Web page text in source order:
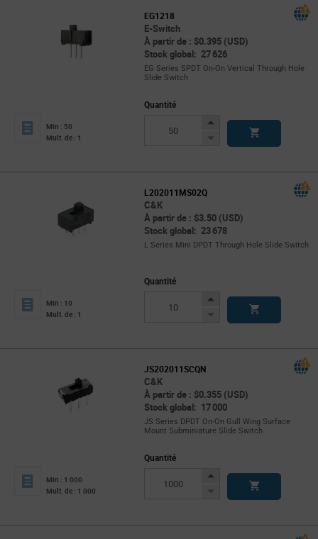
EG1218
E-Switch
À partir de : $0.395 (USD)
Stock global: 27 626
EG Series SPDT On-On Vertical Through Hole
Slide Switch
Min : 50
Mult. de : 1
Quantité
Increase
Decrease
L202011MS02Q
C&K
À partir de : $3.50 (USD)
Stock global: 23 678
L Series Mini DPDT Through Hole Slide Switch
Min : 10
Mult. de : 1
Quantité
Increase
Decrease
JS202011SCQN
C&K
À partir de : $0.355 (USD)
Stock global: 17 000
JS Series DPDT On-On Gull Wing Surface
Mount Subminiature Slide Switch
Min : 1 000
Mult. de : 1 000
Quantité
Increase
Decrease